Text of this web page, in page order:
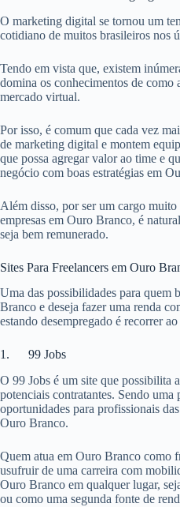
O marketing digital se tornou um
cotidiano de muitos brasileiros nos
Tendo em vista que, existem
domina os conhecimentos de como
mercado virtual.
Por isso, é comum que cada vez
de marketing digital e montem
que possa agregar valor ao time e
negócio com boas estratégias em
Além disso, por ser um cargo
empresas em Ouro Branco, é
seja bem remunerado.
Sites Para Freelancers em Ouro
Uma das possibilidades para quem
Branco e deseja fazer uma renda
estando desempregado é recorrer
1. 99 Jobs
O 99 Jobs é um site que possibilita
potenciais contratantes. Sendo uma
oportunidades para profissionais
Ouro Branco.
Quem atua em Ouro Branco como
usufruir de uma carreira com
Ouro Branco em qualquer lugar,
ou como uma segunda fonte de